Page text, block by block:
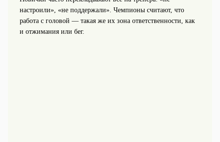
настроили», «не поддержали». Чемпионы считают, что
работа с головой — такая же их зона ответственности, как
и отжимания или бег.